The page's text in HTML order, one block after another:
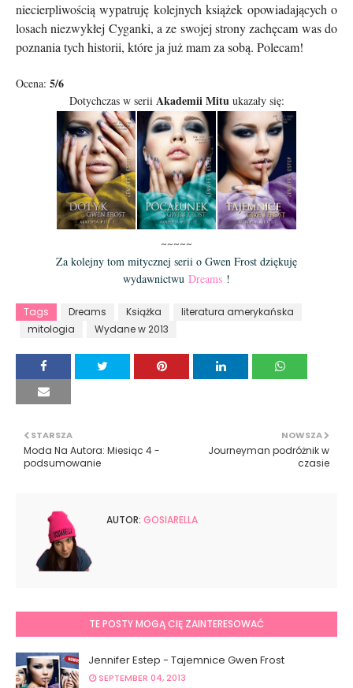
niecierpliwością wypatruję kolejnych książek opowiadających o
losach niezwykłej Cyganki, a ze swojej strony zachęcam was do
poznania tych historii, które ja już mam za sobą. Polecam!
Ocena: 5/6
Dotychczas w serii Akademii Mituukazały się:
~~~~~
Za kolejny tom mitycznej serii o Gwen Frost dziękuję
wydawnictwu Dreams !
Tags Dreams Książka
literatura amerykańska
mitologia
Wydane w 2013
NOWSZA
Journeyman podróżnik w
czasie
STARSZA
Moda Na Autora: Miesiąc 4 -
podsumowanie
AUTOR: GOSIARELLA
TE POSTY MOGĄ CIĘ ZAINTERESOWAĆ
Jennifer Estep - Tajemnice Gwen Frost
SEPTEMBER 04, 2013